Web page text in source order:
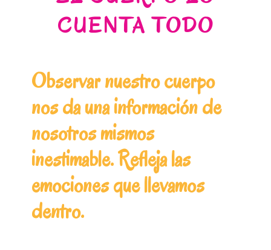
CUENTA TODO
Observar nuestro cuerpo
nos da una información de
nosotros mismos
inestimable. Refleja las
emociones que llevamos
dentro.